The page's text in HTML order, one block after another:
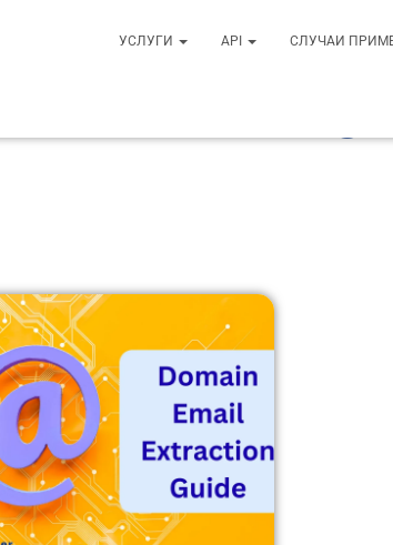
УСЛУГИ API СЛУЧАИ